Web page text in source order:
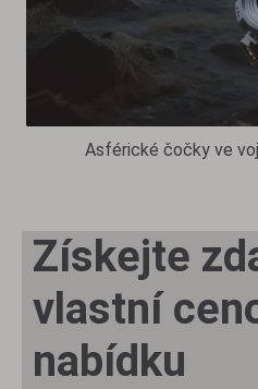
Asférické čočky ve
Získejte
vlastní
nabídku